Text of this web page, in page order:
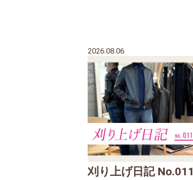
2026.08.06
刈り上げ日記 No.011